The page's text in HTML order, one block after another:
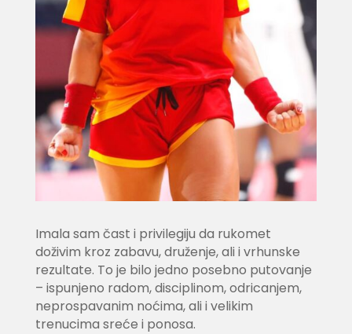
Imala sam čast i privilegiju da rukomet
doživim kroz zabavu, druženje, ali i vrhunske
rezultate. To je bilo jedno posebno putovanje
– ispunjeno radom, disciplinom, odricanjem,
neprospavanim noćima, ali i velikim
trenucima sreće i ponosa.